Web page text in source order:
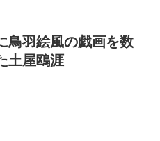
鳥羽絵風の戯画を数
土屋鴎涯